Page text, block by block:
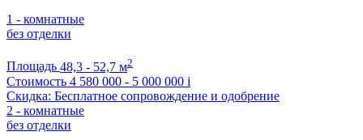
1 - комнатные
без отделки
Площадь 48,3 - 52,7 м2
Стоимость 4 580 000 - 5 000 000 i
Скидка: Бесплатное сопровождение и одобрение
2 - комнатные
без отделки